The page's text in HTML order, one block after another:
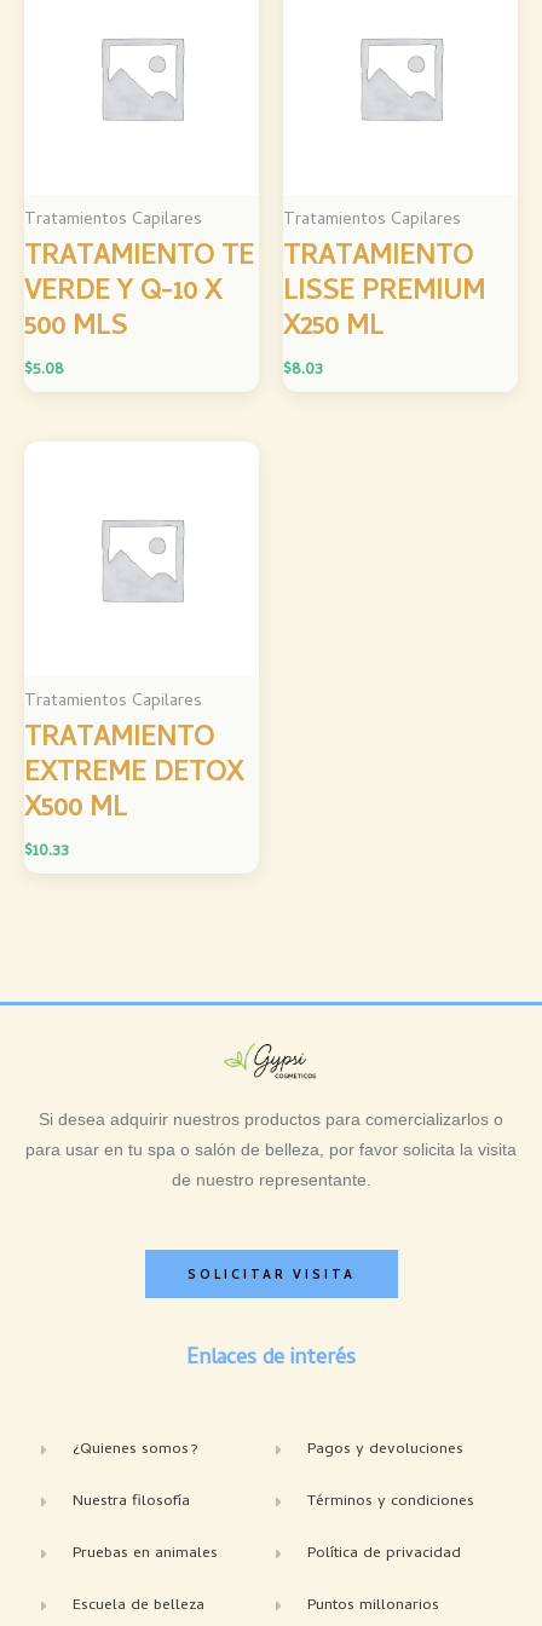
Tratamientos Capilares
TRATAMIENTO TE
VERDE Y Q-10 X
500 MLS
$5.08
Tratamientos Capilares
TRATAMIENTO
LISSE PREMIUM
X250 ML
$8.03
Tratamientos Capilares
TRATAMIENTO
EXTREME DETOX
X500 ML
$10.33
Si desea adquirir nuestros productos para comercializarlos o
para usar en tu spa o salón de belleza, por favor solicita la visita
de nuestro representante.
SOLICITAR VISITA
Enlaces de interés
¿Quienes somos?
Nuestra filosofía
Pruebas en animales
Escuela de belleza
Pagos y devoluciones
Términos y condiciones
Política de privacidad
Puntos millonarios